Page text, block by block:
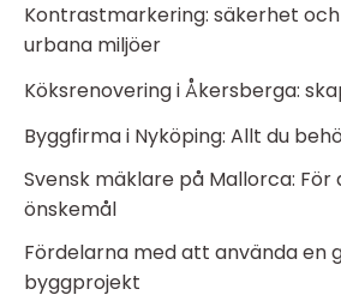
Kontrastmarkering: säkerhet
urbana miljöer
Köksrenovering i Åkersberga:
Byggfirma i Nyköping: Allt du
Svensk mäklare på Mallorca: För
önskemål
Fördelarna med att använda en
byggprojekt